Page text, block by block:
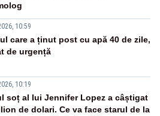
10:59
care a ținut post cu apă 40 de zile,
de urgență
10:19
soț al lui Jennifer Lopez a câștigat
de dolari. Ce va face starul de la